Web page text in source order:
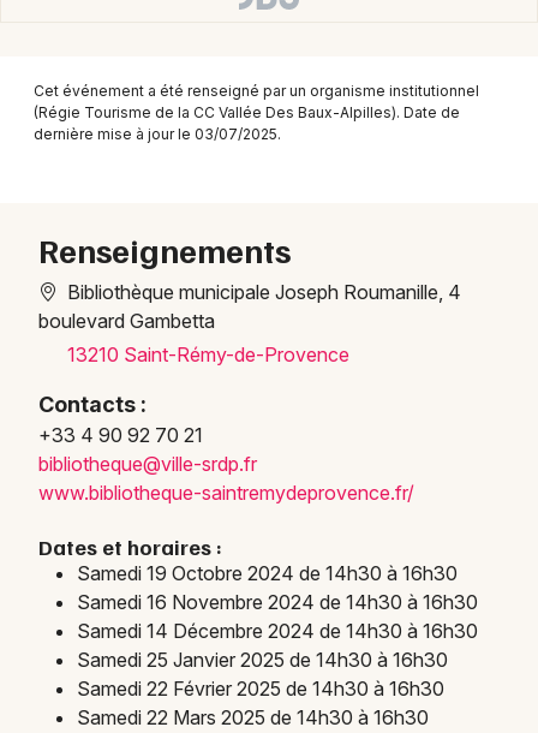
Sorties famille
Sorties & loisirs
Manifestations dans les Bouches du Rhône
Manifestations en Provence-Alpes-Côte-
Artistes en tournée
Actus à Saint-Rémy-de-Provence
Magazine à Saint-Rémy-de-Provence
Toulouse
Toutes les villes
Cet événement a été renseigné par un organisme institutionnel
(Régie Tourisme de la CC Vallée Des Baux-Alpilles). Date de
dernière mise à jour le 03/07/2025.
Renseignements
Bibliothèque municipale Joseph Roumanille, 4
boulevard Gambetta
13210 Saint-Rémy-de-Provence
Contacts :
+33 4 90 92 70 21
bibliotheque@ville-srdp.fr
www.bibliotheque-saintremydeprovence.fr/
Dates et horaires :
Samedi 19 Octobre 2024 de 14h30 à 16h30
Samedi 16 Novembre 2024 de 14h30 à 16h30
Samedi 14 Décembre 2024 de 14h30 à 16h30
Samedi 25 Janvier 2025 de 14h30 à 16h30
Samedi 22 Février 2025 de 14h30 à 16h30
Samedi 22 Mars 2025 de 14h30 à 16h30